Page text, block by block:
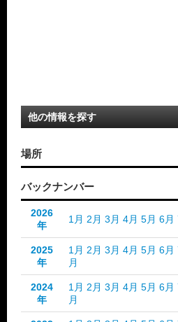
他の情報を探す
場所
バックナンバー
2026
年
1月 2月 3月 4月 5月 6月
2025
年
1月 2月 3月 4月 5月 6月
月
2024
年
1月 2月 3月 4月 5月 6月
月